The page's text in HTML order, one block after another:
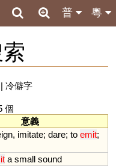
粵
普
冷僻字
個
意義
, imitate; dare; to emit;
a small sound